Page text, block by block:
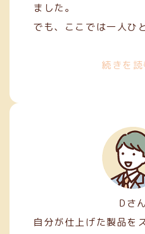
ました。
でも、ここでは一人ひ
めることができました
続きを読
Dさん
自分が仕上げた製品を